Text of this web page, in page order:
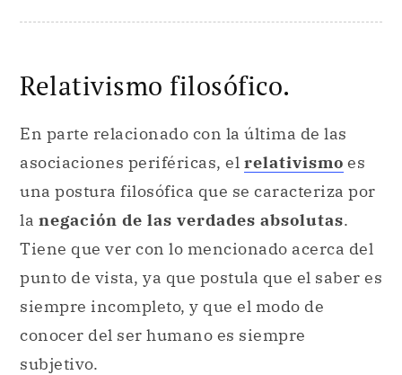
Relativismo filosófico.
En parte relacionado con la última de las
asociaciones periféricas, el relativismo es
una postura filosófica que se caracteriza por
la negación de las verdades absolutas.
Tiene que ver con lo mencionado acerca del
punto de vista, ya que postula que el saber es
siempre incompleto, y que el modo de
conocer del ser humano es siempre
subjetivo.